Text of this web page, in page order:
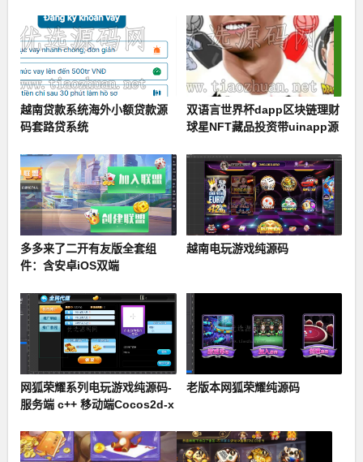
越南贷款系统海外小额贷款源
码套路贷系统
双语言世界杯dapp区块链理财
球星NFT藏品投资带uinapp源
多多来了二开有友版全套组
件：含安卓iOS双端
越南电玩游戏纯源码
网狐荣耀系列电玩游戏纯源码-
服务端 c++ 移动端Cocos2d-x
老版本网狐荣耀纯源码